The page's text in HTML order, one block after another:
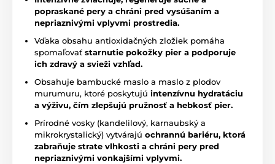
popraskané pery a chráni pred vysúšaním a
nepriaznivými vplyvmi prostredia.
Vďaka obsahu antioxidačných zložiek pomáha
spomaľovať starnutie pokožky pier a podporuje
ich zdravý a svieži vzhľad.
Obsahuje bambucké maslo a maslo z plodov
murumuru, ktoré poskytujú intenzívnu hydratáciu
a výživu, čím zlepšujú pružnosť a hebkosť pier.
Prírodné vosky (kandelilový, karnaubský a
mikrokrystalický) vytvárajú ochrannú bariéru, ktorá
zabraňuje strate vlhkosti a chráni pery pred
nepriaznivými vonkajšími vplyvmi.